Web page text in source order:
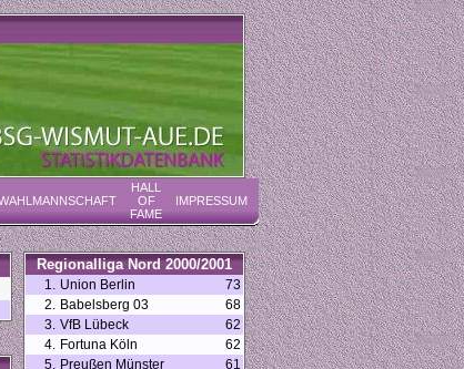
HALL
OF
FAME
IMPRESSUM
Regionalliga Nord 2000/2001
1. Union Berlin
73
2. Babelsberg 03
68
3. VfB Lübeck
62
4. Fortuna Köln
62
5. Preußen Münster
61